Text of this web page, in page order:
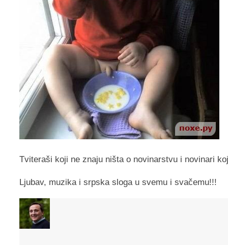
Tviteraši koji ne znaju ništa o novinarstvu i novinari
Ljubav, muzika i srpska sloga u svemu i svačemu!!!